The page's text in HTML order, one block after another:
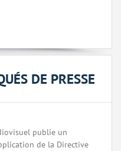
DE PRESSE
publie un
de la Directive